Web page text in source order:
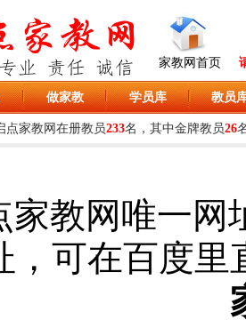
家教网首页
做家教 学员库 教员
家教网唯一网
，可在百度里